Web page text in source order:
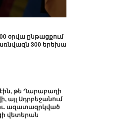
օրվա ընթացքում
300 երեխա
թե Ղարաբաղի
այլ Ադրբեջանում
ազատազրկված
վետերան